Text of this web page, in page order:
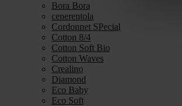
Bora Bora
cenerentola
Cordonnet SPecial
Cotton 8/4
Cotton Soft Bio
Cotton Waves
Crealino
Diamond
Eco Baby
Eco Soft